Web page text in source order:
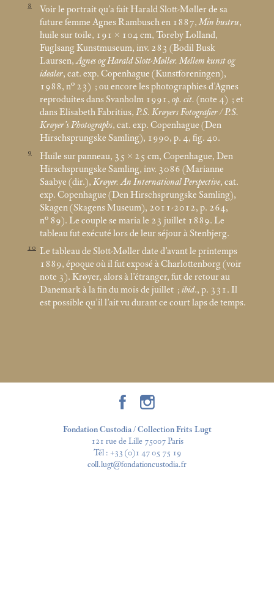
8
Voir le portrait qu’a fait Harald Slott-Møller de sa
future femme Agnes Rambusch en 1887,Min hustru,
huile sur toile, 191 × 104 cm, Toreby Lolland,
Fuglsang Kunstmuseum, inv. 283 (Bodil Busk
Laursen,Agnes og Harald Slott-Møller. Mellem kunst og
idealer, cat. exp. Copenhague (Kunstforeningen),
1988, n° 23) ; ou encore les photographies d’Agnes
reproduites dans Svanholm 1991, op. cit. (note 4) ; et
dans Elisabeth Fabritius, P.S. Krøyers Fotografier / P.S.
Krøyer’s Photographs, cat. exp. Copenhague (Den
Hirschsprungske Samling), 1990, p. 4, fig. 40.
9 Huile sur panneau, 35 × 25 cm, Copenhague, Den
Hirschsprungske Samling, inv. 3086 (Marianne
Saabye (dir.), Krøyer. An International Perspective, cat.
exp. Copenhague (Den Hirschsprungske Samling),
Skagen (Skagens Museum), 2011-2012, p. 264,
n° 89). Le couple se maria le 23 juillet 1889. Le
tableau fut exécuté lors de leur séjour à Stenbjerg.
10 Le tableau de Slott-Møller date d’avant le printemps
1889, époque où il fut exposé à Charlottenborg (voir
note 3). Krøyer, alors à l’étranger, fut de retour au
Danemark à la fin du mois de juillet ; ibid., p. 331. Il
est possible qu’il l’ait vu durant ce court laps de temps.
Fondation Custodia / Collection Frits Lugt
121 rue de Lille 75007 Paris
Tél : +33 (0)1 47 05 75 19
coll.lugt@fondationcustodia.fr